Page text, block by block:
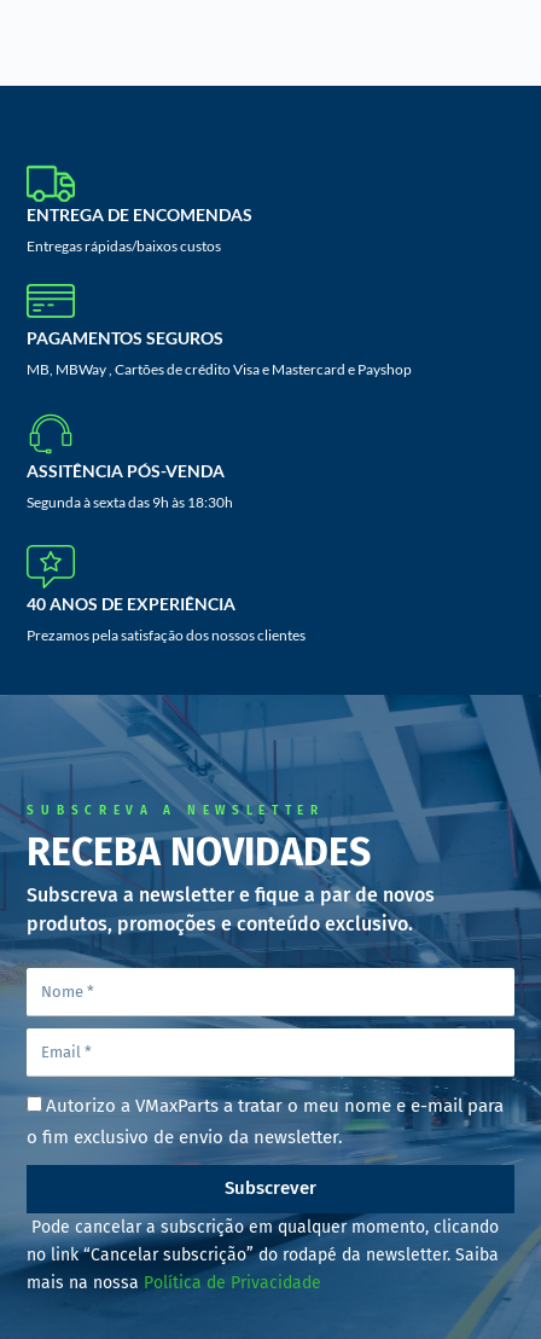
ENTREGA DE ENCOMENDAS
Entregas rápidas/baixos custos
PAGAMENTOS SEGUROS
MB, MBWay , Cartões de crédito Visa e Mastercard e Payshop
ASSITÊNCIA PÓS-VENDA
Segunda à sexta das 9h às 18:30h
40 ANOS DE EXPERIÊNCIA
Prezamos pela satisfação dos nossos clientes
SUBSCREVA A NEWSLETTER
RECEBA NOVIDADES
Subscreva a newsletter e fique a par de novos
produtos, promoções e conteúdo exclusivo.
Autorizo a VMaxParts a tratar o meu nome e e-mail para
o fim exclusivo de envio da newsletter.
Subscrever
Pode cancelar a subscrição em qualquer momento, clicando
no link “Cancelar subscrição” do rodapé da newsletter. Saiba
mais na nossa Política de Privacidade